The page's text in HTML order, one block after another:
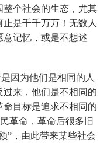
整个社会的生态，尤其
是千千万万！无数人
记忆，或是不想述
因为他们是相同的人
来，他们是不相同的
命目标是追求不相同的
革命，革命后很多旧
”，由此带来某些社会